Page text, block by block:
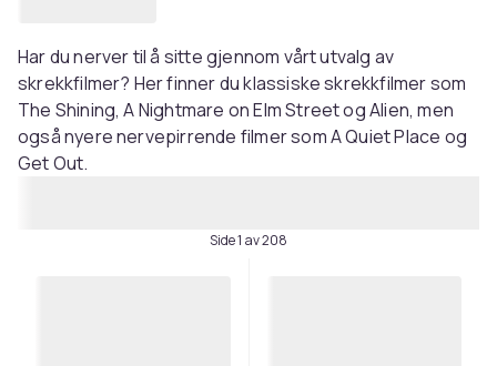
Har du nerver til å sitte gjennom vårt utvalg av
skrekkfilmer? Her finner du klassiske skrekkfilmer som
The Shining, A Nightmare on Elm Street og Alien, men
også nyere nervepirrende filmer som A Quiet Place og
Get Out.
Side 1 av 208